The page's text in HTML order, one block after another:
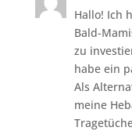
Hallo! Ich
Bald-
zu
habe ein
Als
meine